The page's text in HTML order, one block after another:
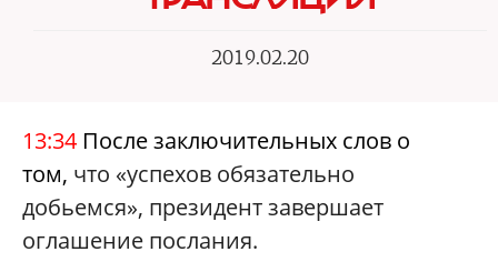
2019.02.20
13:34 После заключительных слов о
том, что «успехов обязательно
добьемся», президент завершает
оглашение послания.